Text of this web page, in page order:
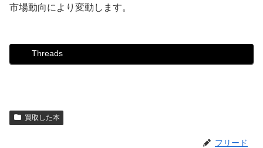
市場動向により変動します。
Threads
買取した本
フリード